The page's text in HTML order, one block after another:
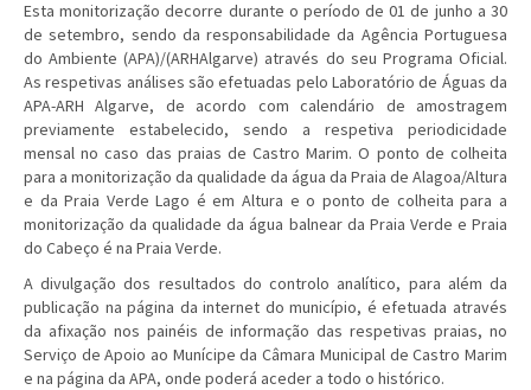
Esta monitorização decorre durante o período de 01 de junho a 30
de setembro, sendo da responsabilidade da Agência Portuguesa
do Ambiente (APA)/(ARHAlgarve) através do seu Programa Oficial.
As respetivas análises são efetuadas pelo Laboratório de Águas da
APA-ARH Algarve, de acordo com calendário de amostragem
previamente estabelecido, sendo a respetiva periodicidade
mensal no caso das praias de Castro Marim. O ponto de colheita
para a monitorização da qualidade da água da Praia de Alagoa/Altura
e da Praia Verde Lago é em Altura e o ponto de colheita para a
monitorização da qualidade da água balnear da Praia Verde e Praia
do Cabeço é na Praia Verde.
A divulgação dos resultados do controlo analítico, para além da
publicação na página da internet do município, é efetuada através
da afixação nos painéis de informação das respetivas praias, no
Serviço de Apoio ao Munícipe da Câmara Municipal de Castro Marim
e na página da APA, onde poderá aceder a todo o histórico.